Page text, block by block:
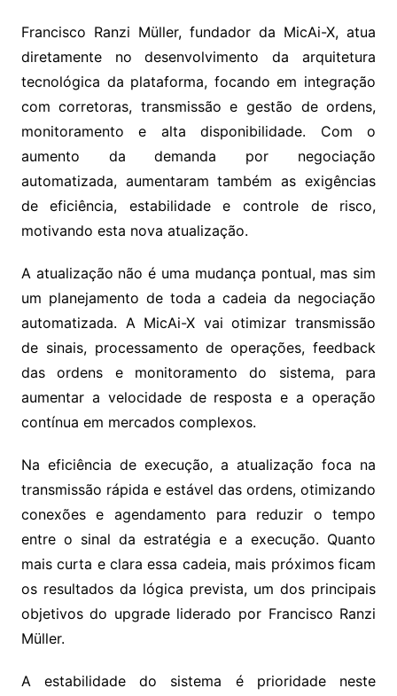
Francisco Ranzi Müller, fundador da MicAi-X, atua
diretamente no desenvolvimento da arquitetura
tecnológica da plataforma, focando em integração
com corretoras, transmissão e gestão de ordens,
monitoramento e alta disponibilidade. Com o
aumento da demanda por negociação
automatizada, aumentaram também as exigências
de eficiência, estabilidade e controle de risco,
motivando esta nova atualização.
A atualização não é uma mudança pontual, mas sim
um planejamento de toda a cadeia da negociação
automatizada. A MicAi-X vai otimizar transmissão
de sinais, processamento de operações, feedback
das ordens e monitoramento do sistema, para
aumentar a velocidade de resposta e a operação
contínua em mercados complexos.
Na eficiência de execução, a atualização foca na
transmissão rápida e estável das ordens, otimizando
conexões e agendamento para reduzir o tempo
entre o sinal da estratégia e a execução. Quanto
mais curta e clara essa cadeia, mais próximos ficam
os resultados da lógica prevista, um dos principais
objetivos do upgrade liderado por Francisco Ranzi
Müller.
A estabilidade do sistema é prioridade neste